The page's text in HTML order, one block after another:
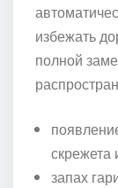
избежать
полной
скрежета
запах